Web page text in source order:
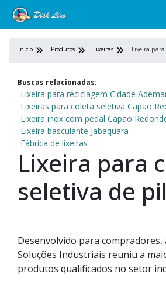
Início Produtos Lixeiras
Buscas relacionadas:
Lixeira para reciclagem Cidade
Lixeiras para coleta seletiva Capão
Lixeira inox com pedal Capão
Lixeira basculante Jabaquara
Fábrica de lixeiras
Lixeira para
seletiva de
Desenvolvido para
Soluções Industriais reuniu a
produtos qualificados no setor